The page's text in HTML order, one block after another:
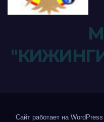
Сайт работает на WordPress